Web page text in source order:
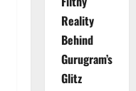
Reality
Behind
Gurugram’s
Glitz